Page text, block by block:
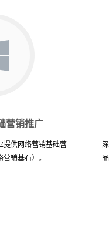
营销推广
提供网络营销基础营
销基石）。